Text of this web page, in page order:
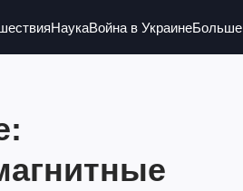
НаукаВойна в УкраинеБольше